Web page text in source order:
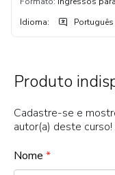
Idioma: Português
Produto
Cadastre-se e
autor(a) deste curso!
Nome *